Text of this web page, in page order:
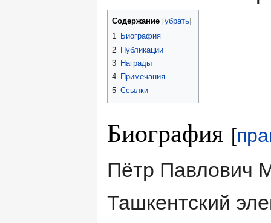
Содержание убрать
1 Биография
2 Публикации
3 Награды
4 Примечания
5 Ссылки
Биография [
Пётр Павлович
Ташкентский